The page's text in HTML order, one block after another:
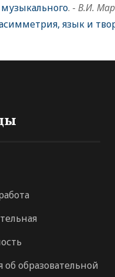
. - В.И.
язык и
образовательной